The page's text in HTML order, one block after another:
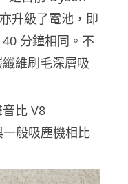
升級了電池，即
分鐘相同。不
維刷毛深層吸
比 V8
般吸塵機相比